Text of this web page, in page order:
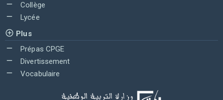
Collège
Lycée
Plus
Prépas CPGE
Divertissement
Vocabulaire